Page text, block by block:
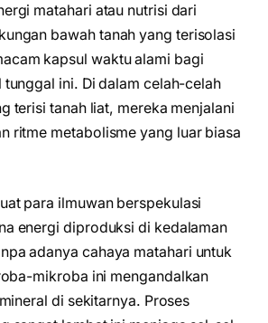
matahari atau nutrisi dari
bawah tanah yang terisolasi
kapsul waktu alami bagi
ini. Di dalam celah-celah
terisi tanah liat, mereka menjalani
ritme metabolisme yang luar biasa
para ilmuwan berspekulasi
energi diproduksi di kedalaman
adanya cahaya matahari untuk
mikroba ini mengandalkan
di sekitarnya. Proses